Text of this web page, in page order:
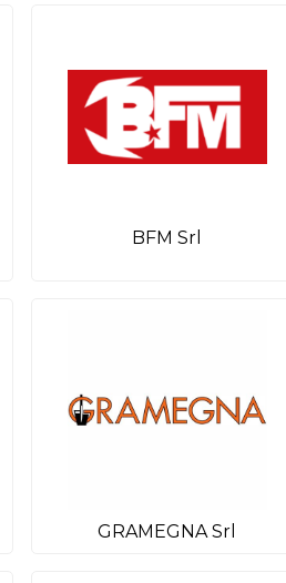
BFM Srl
GRAMEGNA Srl